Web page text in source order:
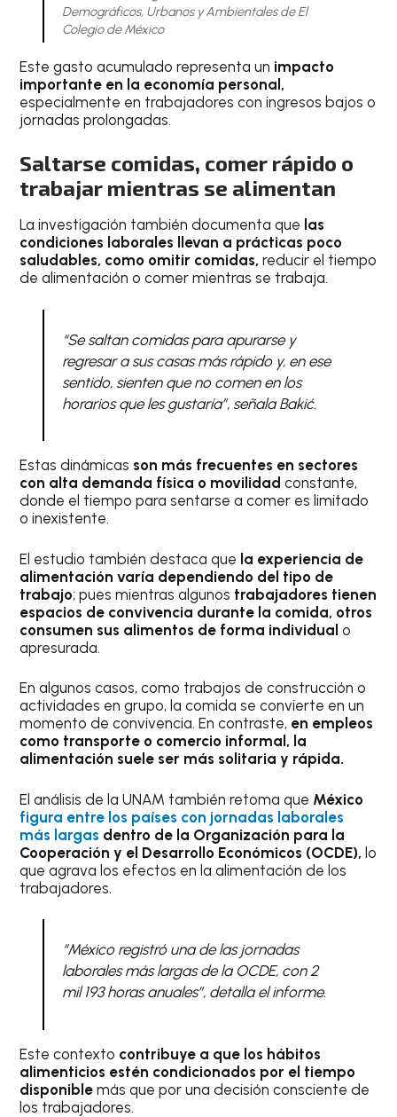
Demográficos, Urbanos y Ambientales de El
Colegio de México
Este gasto acumulado representa un impacto
importante en la economía personal,
especialmente en trabajadores con ingresos bajos o
jornadas prolongadas.
Saltarse comidas, comer rápido o
trabajar mientras se alimentan
La investigación también documenta que las
condiciones laborales llevan a prácticas poco
saludables, como omitir comidas,reducir el tiempo
de alimentación o comer mientras se trabaja.
“Se saltan comidas para apurarse y
regresar a sus casas más rápido y, en ese
sentido, sienten que no comen en los
horarios que les gustaría”,señala Bakić.
Estas dinámicas son más frecuentes en sectores
con alta demanda física o movilidadconstante,
donde el tiempo para sentarse a comer es limitado
o inexistente.
El estudio también destaca que la experiencia de
alimentación varía dependiendo del tipo de
trabajo; pues mientras algunos trabajadores tienen
espacios de convivencia durante la comida, otros
consumen sus alimentos de forma individualo
apresurada.
En algunos casos, como trabajos de construcción o
actividades en grupo, la comida se convierte en un
momento de convivencia. En contraste, en empleos
como transporte o comercio informal, la
alimentación suele ser más solitaria y rápida.
El análisis de la UNAM también retoma que México
figura entre los países con jornadas laborales
más largas dentro de la Organización para la
Cooperación y el Desarrollo Económicos (OCDE),lo
que agrava los efectos en la alimentación de los
trabajadores.
“México registró una de las jornadas
laborales más largas de la OCDE, con 2
mil 193 horas anuales”, detalla el informe.
Este contexto contribuye a que los hábitos
alimenticios estén condicionados por el tiempo
disponible más que por una decisión consciente de
los trabajadores.